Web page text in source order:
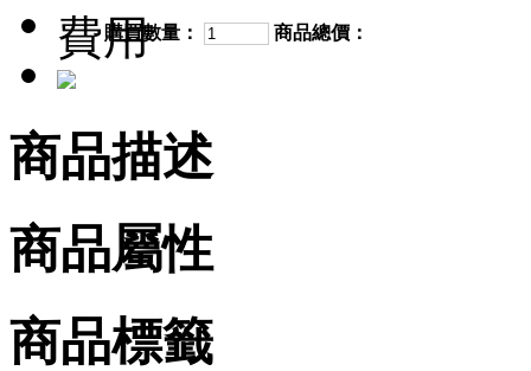
費用購買數量： 商品總價：
商品描述
商品屬性
商品標籤